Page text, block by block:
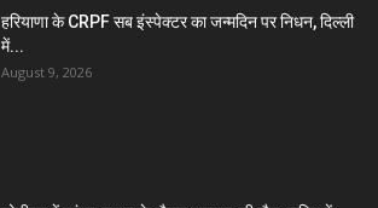
हरियाणा के CRPF सब इंस्पेक्टर का जन्मदिन पर निधन, दिल्ली
में...
August 9, 2026